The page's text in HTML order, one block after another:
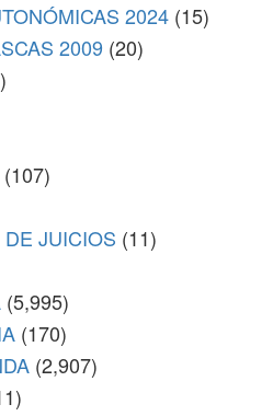
2024 (15)
2009 (20)
(107)
JUICIOS (11)
(5,995)
(170)
(2,907)